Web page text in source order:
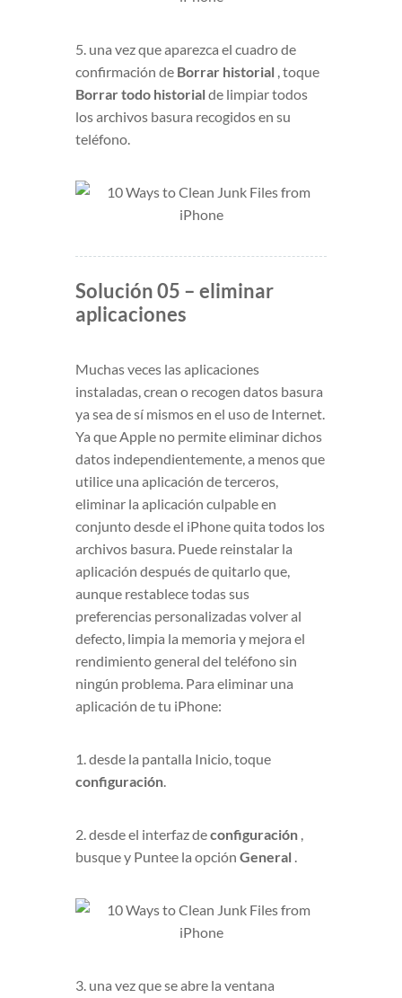
5. una vez que aparezca el cuadro de
confirmación de Borrar historial , toque
Borrar todo historialde limpiar todos
los archivos basura recogidos en su
teléfono.
Solución 05 – eliminar
aplicaciones
Muchas veces las aplicaciones
instaladas, crean o recogen datos basura
ya sea de sí mismos en el uso de Internet.
Ya que Apple no permite eliminar dichos
datos independientemente, a menos que
utilice una aplicación de terceros,
eliminar la aplicación culpable en
conjunto desde el iPhone quita todos los
archivos basura. Puede reinstalar la
aplicación después de quitarlo que,
aunque restablece todas sus
preferencias personalizadas volver al
defecto, limpia la memoria y mejora el
rendimiento general del teléfono sin
ningún problema. Para eliminar una
aplicación de tu iPhone:
1. desde la pantalla Inicio, toque
configuración.
2. desde el interfaz deconfiguración ,
busque y Puntee la opción General .
3. una vez que se abre la ventana